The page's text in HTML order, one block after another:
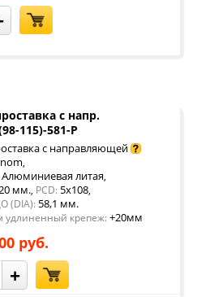
с напр.
115)-581-P
с направляющей
,
Алюминиевая литая,
мм., PCD: 5x108,
(DIA): 58,1 мм.
удлиненный крепеж: +20мм
руб.
+